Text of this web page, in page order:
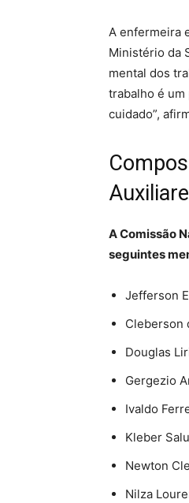
A enfermeira
Ministério da
mental dos
trabalho é
cuidado”,
A Comissão
seguintes
Jefferson
Cleberson
Douglas
Gergezio
Ivaldo
Kleber
Newton
Nilza